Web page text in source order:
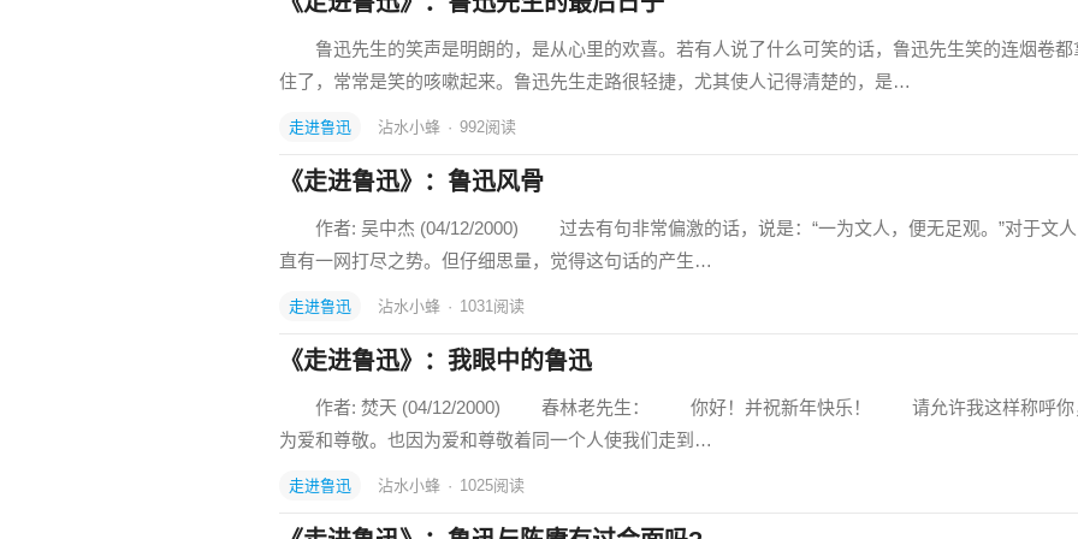
鲁迅先生的笑声是明朗的，是从心里的欢喜。若有人说了什么可笑的话，鲁迅先生笑的连烟卷都
住了，常常是笑的咳嗽起来。鲁迅先生走路很轻捷，尤其使人记得清楚的，是…
走进鲁迅 沾水小蜂 · 992阅读
《走进鲁迅》：鲁迅风骨
作者: 吴中杰 (04/12/2000) 过去有句非常偏激的话，说是：“一为文人，便无足观。”对于文人
直有一网打尽之势。但仔细思量，觉得这句话的产生…
走进鲁迅 沾水小蜂 · 1031阅读
《走进鲁迅》：我眼中的鲁迅
作者: 焚天 (04/12/2000) 春林老先生： 你好！并祝新年快乐！ 请允许我这样称呼你
为爱和尊敬。也因为爱和尊敬着同一个人使我们走到…
走进鲁迅 沾水小蜂 · 1025阅读